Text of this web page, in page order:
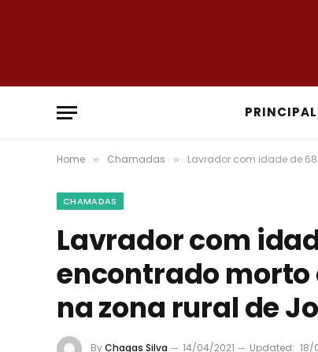
PRINCIPAL
Home » Chamadas » Lavrador com idade de
CHAMADAS
Lavrador com
encontrado
na zona rural de
ByChagas Silva 14/04/2021 Updated: 18/